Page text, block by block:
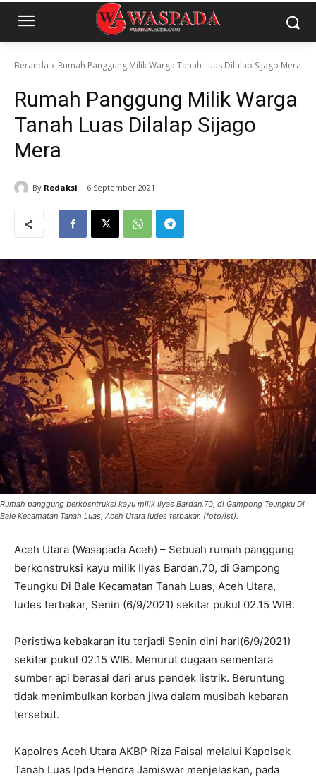
Beranda Rumah Panggung Milik Warga Tanah Luas Dilalap Sijago Mera
Rumah Panggung Milik Warga
Tanah Luas Dilalap Sijago
Mera
By Redaksi 6 September 2021
Rumah panggung berkosntruksi kayu milik Ilyas Bardan,70, di Gampong Teungku Di
Bale Kecamatan Tanah Luas, Aceh Utara ludes terbakar. (foto/ist).
Aceh Utara (Wasapada Aceh) – Sebuah rumah panggung
berkonstruksi kayu milik Ilyas Bardan,70, di Gampong
Teungku Di Bale Kecamatan Tanah Luas, Aceh Utara,
ludes terbakar, Senin (6/9/2021) sekitar pukul 02.15 WIB.
Peristiwa kebakaran itu terjadi Senin dini hari(6/9/2021)
sekitar pukul 02.15 WIB. Menurut dugaan sementara
sumber api berasal dari arus pendek listrik. Beruntung
tidak menimbulkan korban jiwa dalam musibah kebaran
tersebut.
Kapolres Aceh Utara AKBP Riza Faisal melalui Kapolsek
Tanah Luas Ipda Hendra Jamiswar menjelaskan, pada